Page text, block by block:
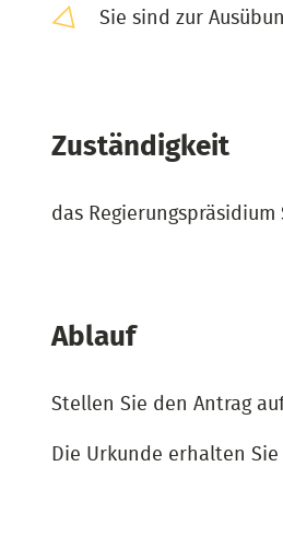
Sie sind zur
Zuständigkeit
das
Ablauf
Stellen Sie den Antrag
Die Urkunde erhalten Sie